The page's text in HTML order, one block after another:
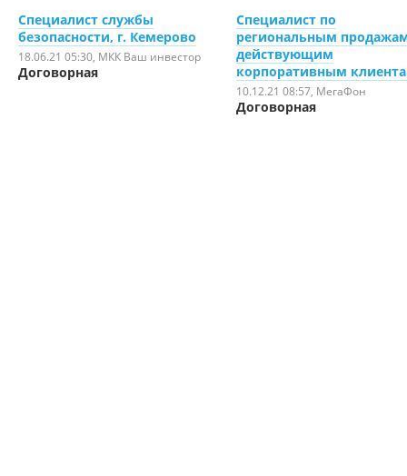
Специалист службы
безопасности, г. Кемерово
18.06.21 05:30 , МКК Ваш инвестор
Договорная
Специалист по
региональным
действующим
корпоративным
10.12.21 08:57 , МегаФон
Договорная